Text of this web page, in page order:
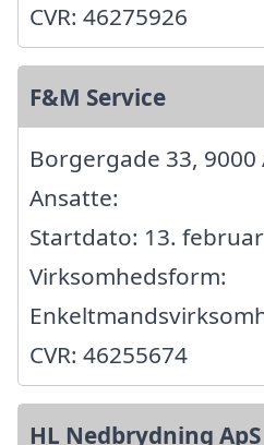
CVR: 46275926
F&M Service
Borgergade 33, 9000
Ansatte:
Startdato: 13.
Virksomhedsform:
CVR: 46255674
HL Nedbrydning ApS